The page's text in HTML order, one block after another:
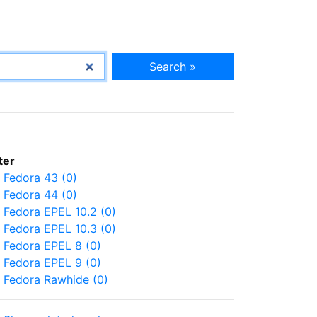
Search »
Fedora 43 (0)
Fedora 44 (0)
Fedora EPEL 10.2 (0)
Fedora EPEL 10.3 (0)
Fedora EPEL 8 (0)
Fedora EPEL 9 (0)
Fedora Rawhide (0)